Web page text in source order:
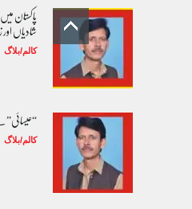
پاکستان
شادیاں
کالم/بلاگ
کالم/بلاگ